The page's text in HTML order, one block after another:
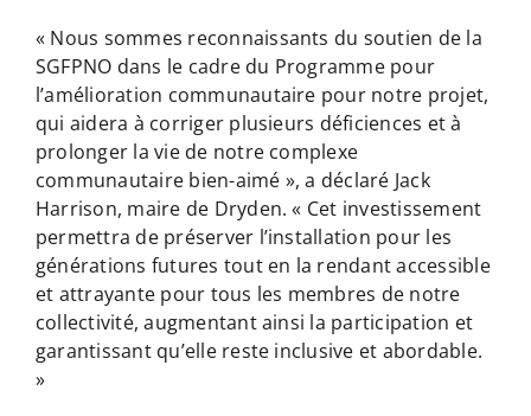
« Nous sommes reconnaissants du soutien de la
SGFPNO dans le cadre du Programme pour
l’amélioration communautaire pour notre projet,
qui aidera à corriger plusieurs déficiences et à
prolonger la vie de notre complexe
communautaire bien-aimé », a déclaré Jack
Harrison, maire de Dryden. « Cet investissement
permettra de préserver l’installation pour les
générations futures tout en la rendant accessible
et attrayante pour tous les membres de notre
collectivité, augmentant ainsi la participation et
garantissant qu’elle reste inclusive et abordable.
»